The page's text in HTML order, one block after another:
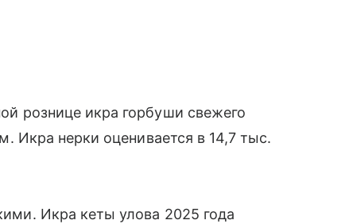
рознице икра горбуши свежего
Икра нерки оценивается в 14,7 тыс.
Икра кеты улова 2025 года